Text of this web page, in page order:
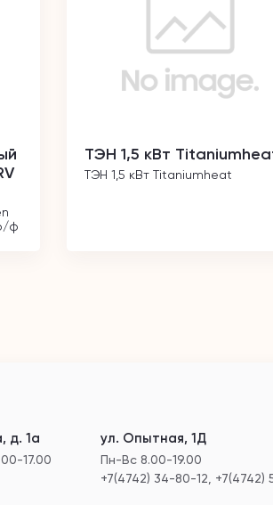
ф
ТЭН 1,5 кВт
ТЭН 1,5 кВт Titaniumheat
д. 1а
17.00
ул. Опытная, 1Д
Пн-Вс 8.00-19.00
+7(4742) 34-80-12, +7(4742)